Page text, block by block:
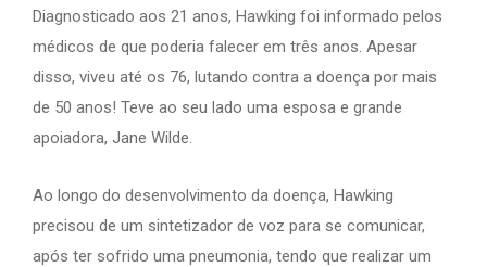
Diagnosticado aos 21 anos, Hawking foi informado pelos
médicos de que poderia falecer em três anos. Apesar
disso, viveu até os 76, lutando contra a doença por mais
de 50 anos! Teve ao seu lado uma esposa e grande
apoiadora, Jane Wilde.
Ao longo do desenvolvimento da doença, Hawking
precisou de um sintetizador de voz para se comunicar,
após ter sofrido uma pneumonia, tendo que realizar um